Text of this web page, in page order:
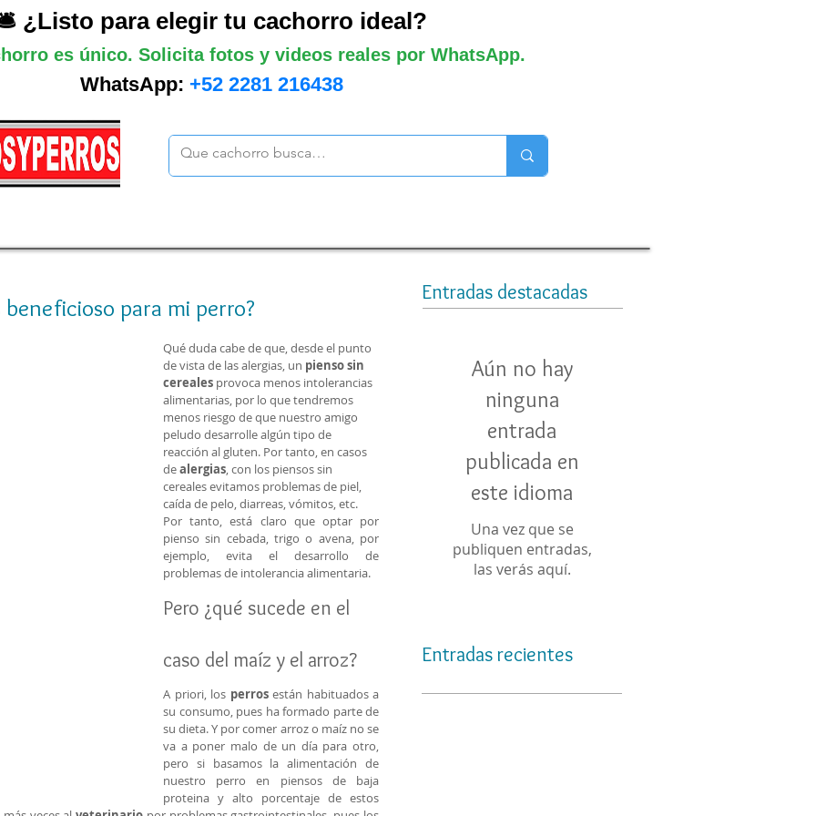
¿Listo para elegir tu cachorro ideal?
es único. Solicita fotos y videos reales por WhatsApp.
WhatsApp: +52 2281 216438
beneficioso para mi perro?
Qué duda cabe de que, desde el punto
de vista de las alergias, un pienso sin
cereales provoca menos intolerancias
alimentarias, por lo que tendremos
menos riesgo de que nuestro amigo
peludo desarrolle algún tipo de
reacción al gluten. Por tanto, en casos
de alergias, con los piensos sin
cereales evitamos problemas de piel,
caída de pelo, diarreas, vómitos, etc.
Por tanto, está claro que optar por
pienso sin cebada, trigo o avena, por
ejemplo, evita el desarrollo de
problemas de intolerancia alimentaria.
Pero ¿qué sucede en el
caso del maíz y el arroz?
A priori, los perros están habituados a
su consumo, pues ha formado parte de
su dieta. Y por comer arroz o maíz no se
va a poner malo de un día para otro,
pero si basamos la alimentación de
nuestro perro en piensos de baja
proteina y alto porcentaje de estos
Entradas destacadas
Aún no hay
ninguna
entrada
publicada en
este idioma
Una vez que se
publiquen entradas,
las verás aquí.
Entradas recientes